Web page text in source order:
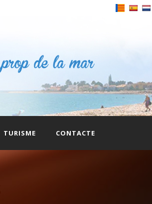
TURISME CONTACTE